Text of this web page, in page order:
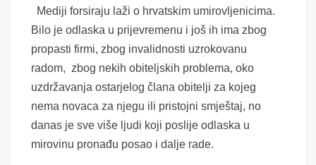
Mediji forsiraju laži o hrvatskim umirovljenicima.
Bilo je odlaska u prijevremenu i još ih ima zbog
propasti firmi, zbog invalidnosti uzrokovanu
radom, zbog nekih obiteljskih problema, oko
uzdržavanja ostarjelog člana obitelji za kojeg
nema novaca za njegu ili pristojni smještaj, no
danas je sve više ljudi koji poslije odlaska u
mirovinu pronađu posao i dalje rade.